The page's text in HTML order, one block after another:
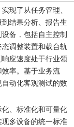
现了从任务管理、
结果分析、报告生
备，包括自主控制
调整装置和载台轨
应速度处于行业领
率。基于业务流
动化客观测试的数
、标准化和可量化
多设备的统一标准